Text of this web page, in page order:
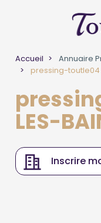
Accueil Annuaire
pressing-toutle04
LES-
Inscrire